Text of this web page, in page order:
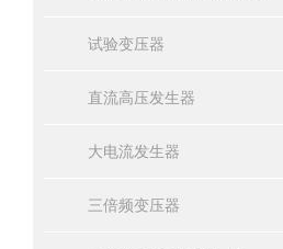
试验变压器
直流高压发生器
大电流发生器
三倍频变压器